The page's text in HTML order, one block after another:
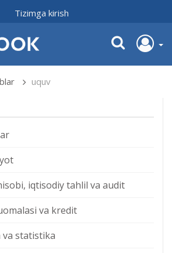
Tizimga kirish
uquv
iqtisodiy tahlil va audit
va kredit
statistika